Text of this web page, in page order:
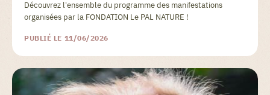
Découvrez l'ensemble du programme des manifestations
organisées par la FONDATION Le PAL NATURE !
PUBLIÉ LE 11/06/2026